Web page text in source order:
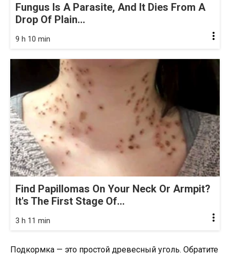
Fungus Is A Parasite, And It Dies From A
Drop Of Plain...
9 h 10 min
Find Papillomas On Your Neck Or Armpit?
It's The First Stage Of...
3 h 11 min
Подкормка — это простой древесный уголь. Обратите